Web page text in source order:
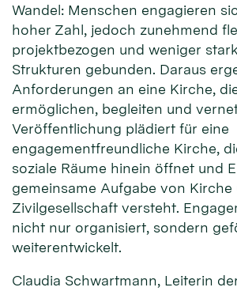
Wandel: Menschen engagieren
hoher Zahl, jedoch zunehmend
projektbezogen und weniger
Strukturen gebunden. Daraus
Anforderungen an eine Kirche,
ermöglichen, begleiten und
Veröffentlichung plädiert für eine
engagementfreundliche Kirche,
soziale Räume hinein öffnet und
gemeinsame Aufgabe von Kirche
Zivilgesellschaft versteht.
nicht nur organisiert, sondern
weiterentwickelt.
Claudia Schwartmann, Leiterin